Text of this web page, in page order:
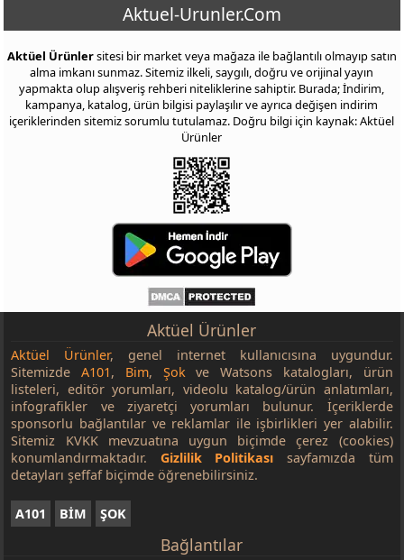
Aktuel-Urunler.Com
Aktüel Ürünlersitesi bir market veya mağaza ile bağlantılı olmayıp satın
alma imkanı sunmaz. Sitemiz ilkeli, saygılı, doğru ve orijinal yayın
yapmakta olup alışveriş rehberi niteliklerine sahiptir. Burada; İndirim,
kampanya, katalog, ürün bilgisi paylaşılır ve ayrıca değişen indirim
içeriklerinden sitemiz sorumlu tutulamaz. Doğru bilgi için kaynak: Aktüel
Ürünler
Aktüel Ürünler
Aktüel Ürünler, genel internet kullanıcısına uygundur.
SitemizdeA101, Bim, Şokve Watsons katalogları, ürün
listeleri, editör yorumları, videolu katalog/ürün anlatımları,
infografikler ve ziyaretçi yorumları bulunur. İçeriklerde
sponsorlu bağlantılar ve reklamlar ile işbirlikleri yer alabilir.
Sitemiz KVKK mevzuatına uygun biçimde çerez (cookies)
konumlandırmaktadır. Gizlilik Politikası sayfamızda tüm
detayları şeffaf biçimde öğrenebilirsiniz.
A101 BİM ŞOK
Bağlantılar